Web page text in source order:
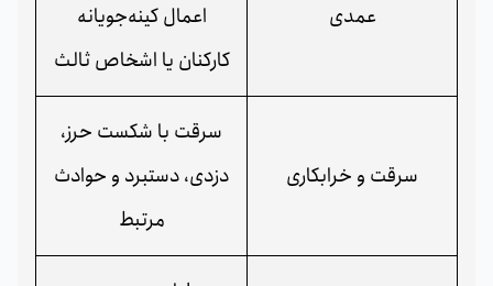
عمدی
اعمال کینه‌جویانه
کارکنان یا اشخاص ثالث
سرقت و خرابکاری
سرقت با شکست حرز،
دزدی، دستبرد و حوادث
مرتبط